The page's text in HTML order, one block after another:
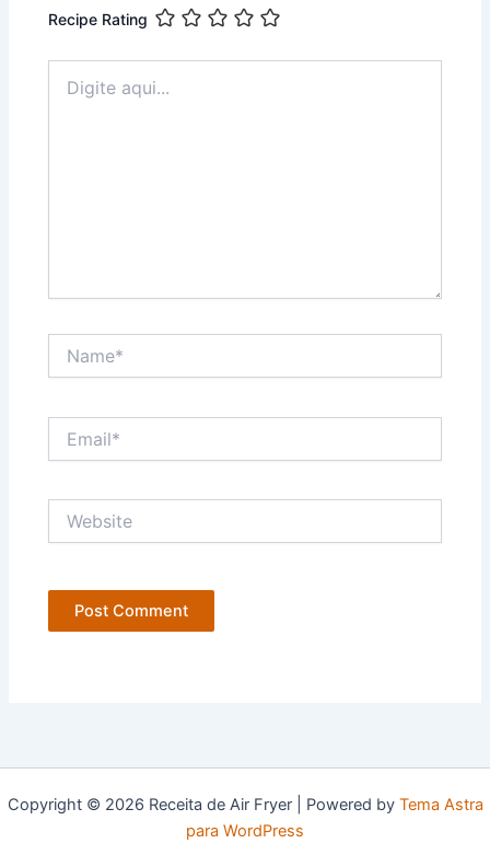
Recipe Rating
aqui...
Copyright © 2026 Receita de Air Fryer | Powered by Tema Astra
para WordPress